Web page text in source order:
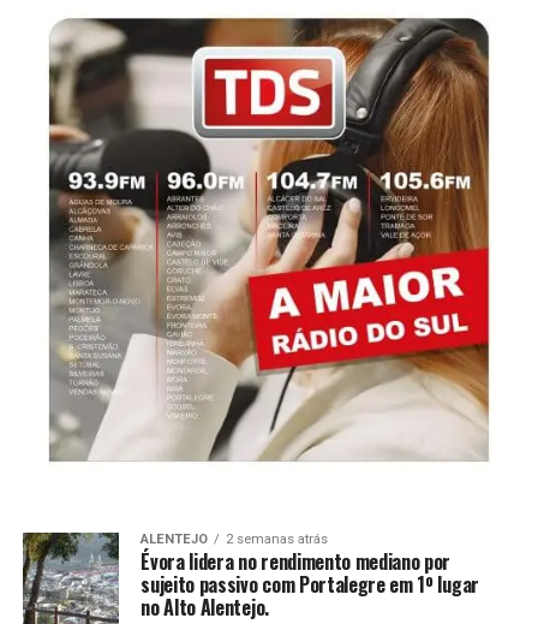
ALENTEJO 2 semanas atrás
Évora lidera no rendimento mediano por
sujeito passivo com Portalegre em 1º lugar
no Alto Alentejo.